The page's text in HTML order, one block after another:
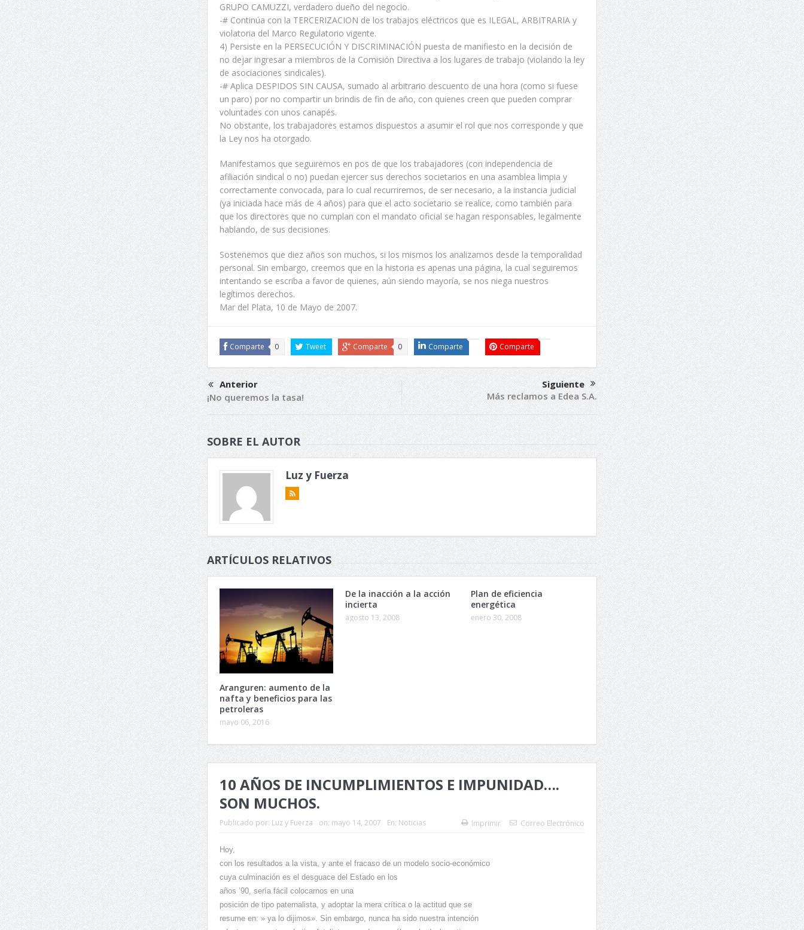
GRUPO CAMUZZI, verdadero dueño del negocio.
-# Continúa con la TERCERIZACION de los trabajos eléctricos que es ILEGAL, ARBITRARIA y
violatoria del Marco Regulatorio vigente.
4) Persiste en la PERSECUCIÓN Y DISCRIMINACIÓN puesta de manifiesto en la decisión de
no dejar ingresar a miembros de la Comisión Directiva a los lugares de trabajo (violando la ley
de asociaciones sindicales).
-# Aplica DESPIDOS SIN CAUSA, sumado al arbitrario descuento de una hora (como si fuese
un paro) por no compartir un brindis de fin de año, con quienes creen que pueden comprar
voluntades con unos canapés.
No obstante, los trabajadores estamos dispuestos a asumir el rol que nos corresponde y que
la Ley nos ha otorgado.
Manifestamos que seguiremos en pos de que los trabajadores (con independencia de
afiliación sindical o no) puedan ejercer sus derechos societarios en una asamblea limpia y
correctamente convocada, para lo cual recurriremos, de ser necesario, a la instancia judicial
(ya iniciada hace más de 4 años) para que el acto societario se realice, como también para
que los directores que no cumplan con el mandato oficial se hagan responsables, legalmente
hablando, de sus decisiones.
Sostenemos que diez años son muchos, si los mismos los analizamos desde la temporalidad
personal. Sin embargo, creemos que en la historia es apenas una página, la cual seguiremos
intentando se escriba a favor de quienes, aún siendo mayoría, se nos niega nuestros
legítimos derechos.
Mar del Plata, 10 de Mayo de 2007.
Comparte 0 Tweet Comparte 0 Comparte Comparte
Anterior
¡No queremos la tasa!
Siguiente
Más reclamos a Edea S.A.
SOBRE EL AUTOR
Luz y Fuerza
ARTÍCULOS RELATIVOS
Aranguren: aumento de la
nafta y beneficios para las
petroleras
mayo 06, 2016
De la inacción a la acción
incierta
agosto 13, 2008
Plan de eficiencia
energética
enero 30, 2008
10 AÑOS DE INCUMPLIMIENTOS E IMPUNIDAD….
SON MUCHOS.
Publicado por: Luz y Fuerza on: mayo 14, 2007 En: Noticias Imprimir Correo Electrónico
Hoy,
con los resultados a la vista, y ante el fracaso de un modelo socio-económico
cuya culminación es el desguace del Estado en los
años ’90, sería fácil colocarnos en una
posición de tipo paternalista, y adoptar la mera crítica o la actitud que se
resume en: » ya lo dijimos». Sin embargo, nunca ha sido nuestra intención